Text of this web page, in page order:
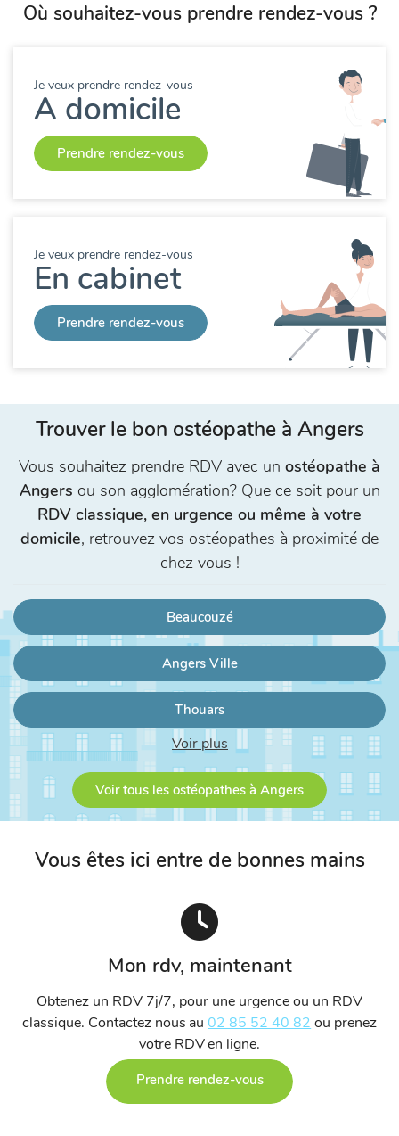
Où souhaitez-vous prendre rendez-vous ?
Je veux prendre rendez-vous
A domicile
Prendre rendez-vous
Je veux prendre rendez-vous
En cabinet
Prendre rendez-vous
Trouver le bon ostéopathe à Angers
Vous souhaitez prendre RDV avec un ostéopathe à
Angers ou son agglomération? Que ce soit pour un
RDV classique, en urgence ou même à votre
domicile, retrouvez vos ostéopathes à proximité de
chez vous !
Beaucouzé
Angers Ville
Thouars
Beaufort-en-Anjou
Voir plus
Voir tous les ostéopathes à Angers
Vous êtes ici entre de bonnes mains
Mon rdv, maintenant
Obtenez un RDV 7j/7, pour une urgence ou un RDV
classique. Contactez nous au 02 85 52 40 82 ou prenez
votre RDV en ligne.
Prendre rendez-vous